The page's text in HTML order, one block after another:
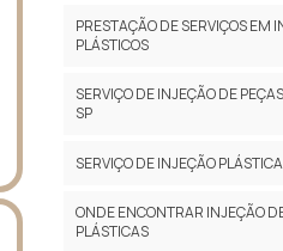
PRESTAÇÃO DE SERVIÇOS EM
PLÁSTICOS
SERVIÇO DE INJEÇÃO DE
SP
SERVIÇO DE INJEÇÃO
ONDE ENCONTRAR INJEÇÃO
PLÁSTICAS